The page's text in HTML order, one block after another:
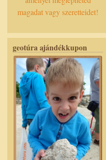
magadat vagy szeretteidet!
geotúra ajándékkupon